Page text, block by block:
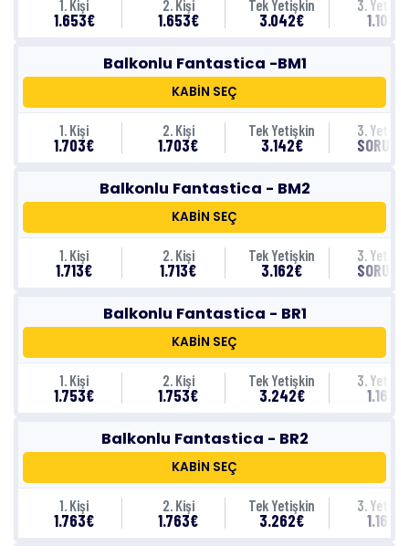
1. Kişi
1.653€
2. Kişi
1.653€
Tek Yetişkin
3.042€
3.
1.103€
Balkonlu Fantastica -BM1
KABİN SEÇ
1. Kişi
1.703€
2. Kişi
1.703€
Tek Yetişkin
3.142€
3.
Balkonlu Fantastica - BM2
KABİN SEÇ
1. Kişi
1.713€
2. Kişi
1.713€
Tek Yetişkin
3.162€
3.
Balkonlu Fantastica - BR1
KABİN SEÇ
1. Kişi
1.753€
2. Kişi
1.753€
Tek Yetişkin
3.242€
3.
1.163€
Balkonlu Fantastica - BR2
KABİN SEÇ
1. Kişi
1.763€
2. Kişi
1.763€
Tek Yetişkin
3.262€
3.
1.163€